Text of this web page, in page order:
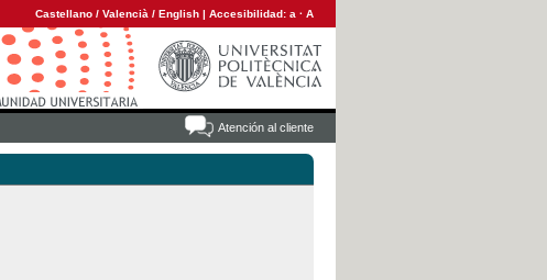
Castellano / Valencià / English | Accesibilidad: a · A
Atención al cliente